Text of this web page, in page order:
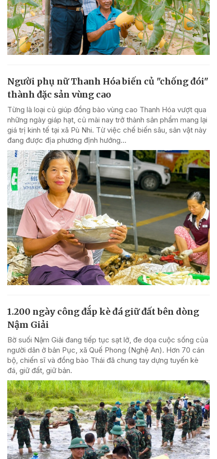
Người phụ nữ Thanh Hóa biến củ "chống đói"
thành đặc sản vùng cao
Từng là loại củ giúp đồng bào vùng cao Thanh Hóa vượt qua
những ngày giáp hạt, củ mài nay trở thành sản phẩm mang lại
giá trị kinh tế tại xã Pù Nhi. Từ việc chế biến sâu, sản vật này
đang được địa phương định hướng...
1.200 ngày công đắp kè đá giữ đất bên dòng
Nậm Giải
Bờ suối Nậm Giải đang tiếp tục sạt lở, đe dọa cuộc sống của
người dân ở bản Pục, xã Quế Phong (Nghệ An). Hơn 70 cán
bộ, chiến sĩ và đồng bào Thái đã chung tay dựng tuyến kè
đá, giữ đất, giữ bản.